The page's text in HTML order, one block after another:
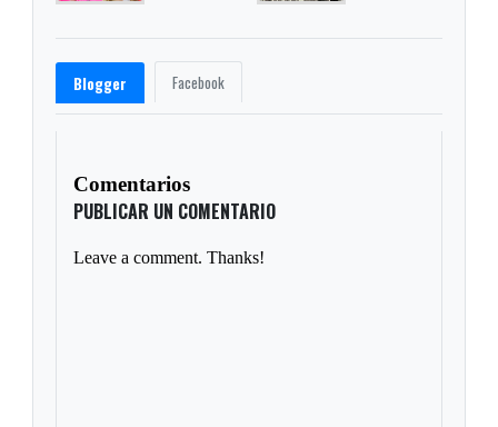
Blogger Facebook
Comentarios
PUBLICAR UN COMENTARIO
Leave a comment. Thanks!